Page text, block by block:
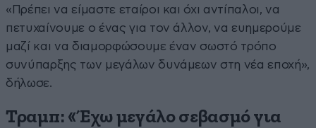
«Πρέπει να είμαστε εταίροι και όχι αντίπαλοι, να
πετυχαίνουμε ο ένας για τον άλλον, να ευημερούμε
μαζί και να διαμορφώσουμε έναν σωστό τρόπο
συνύπαρξης των μεγάλων δυνάμεων στη νέα εποχή»,
δήλωσε.
Τραμπ: «Έχω μεγάλο σεβασμό για